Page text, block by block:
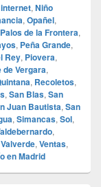
, Niño
, Opañel,
Palos de la Frontera,
, Peña Grande,
Rey, Piovera,
de Vergara,
, Recoletos,
, San Blas, San
Juan Bautista, San
, Simancas, Sol,
,
Valverde, Ventas,
en Madrid